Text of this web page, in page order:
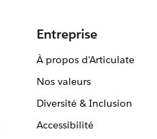
Entreprise
À propos d'Articulate
Nos valeurs
Diversité & Inclusion
Accessibilité